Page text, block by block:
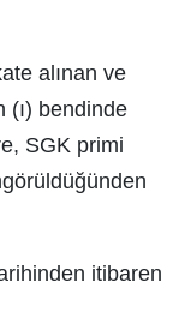
alınan ve
(ı) bendinde
SGK primi
itibaren